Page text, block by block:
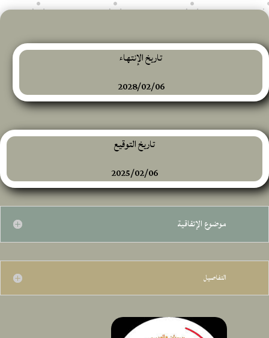
تاريخ الإنتهاء
2028/02/06
تاريخ التوقيع
2025/02/06
موضوع الإتفاقية
التفاصيل